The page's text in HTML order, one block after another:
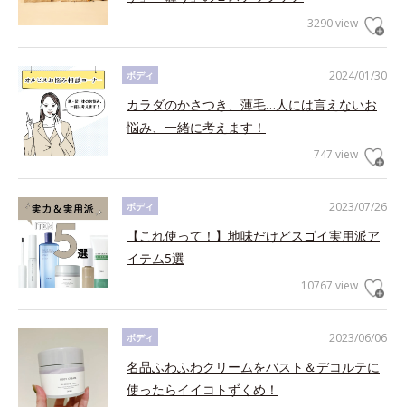
3290 view
2024/01/30
ボディ
カラダのかさつき、薄毛…人には言えないお
悩み、一緒に考えます！
747 view
2023/07/26
ボディ
【これ使って！】地味だけどスゴイ実用派ア
イテム5選
10767 view
2023/06/06
ボディ
名品ふわふわクリームをバスト＆デコルテに
使ったらイイコトずくめ！